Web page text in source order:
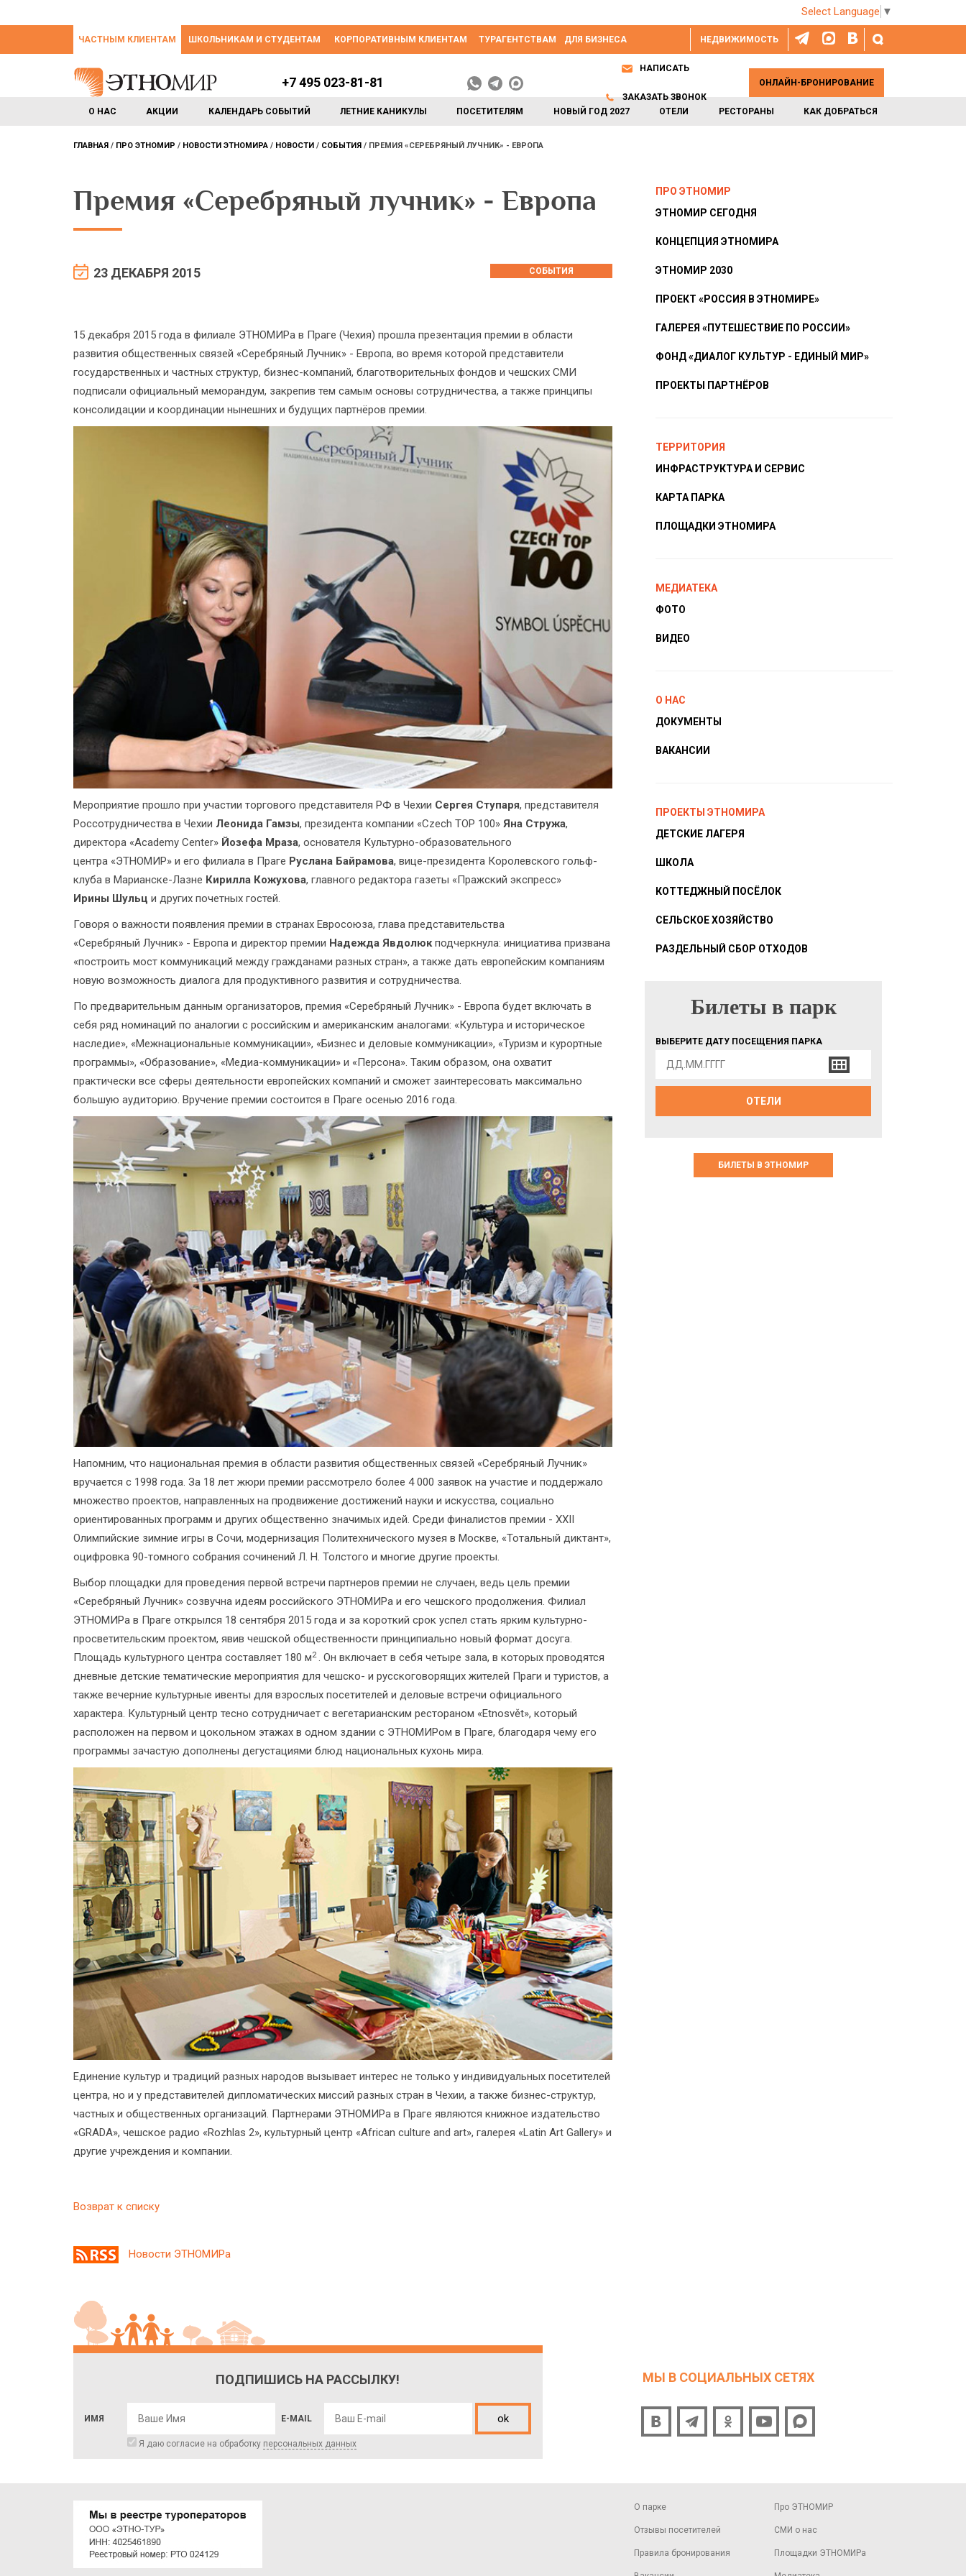
Select Language ▼
НЕДВИЖИМОСТЬ
ЧАСТНЫМ КЛИЕНТАМ ШКОЛЬНИКАМ И СТУДЕНТАМ КОРПОРАТИВНЫМ КЛИЕНТАМ ТУРАГЕНТСТВАМ ДЛЯ БИЗНЕСА
О НАС АКЦИИ КАЛЕНДАРЬ СОБЫТИЙ ЛЕТНИЕ КАНИКУЛЫ ПОСЕТИТЕЛЯМ НОВЫЙ ГОД 2027 ОТЕЛИ РЕСТОРАНЫ КАК ДОБРАТЬСЯ
+7 495 023-81-81
НАПИСАТЬ
ЗАКАЗАТЬ ЗВОНОК
ОНЛАЙН-БРОНИРОВАНИЕ
ГЛАВНАЯ ПРО ЭТНОМИР НОВОСТИ ЭТНОМИРА НОВОСТИ СОБЫТИЯ ПРЕМИЯ «СЕРЕБРЯНЫЙ ЛУЧНИК» - ЕВРОПА
Премия «Серебряный лучник» - Европа
23 ДЕКАБРЯ 2015 СОБЫТИЯ
15 декабря 2015 года в филиале ЭТНОМИРа в Праге (Чехия) прошла презентация премии в области
развития общественных связей «Серебряный Лучник» - Европа, во время которой представители
государственных и частных структур, бизнес-компаний, благотворительных фондов и чешских СМИ
подписали официальный меморандум, закрепив тем самым основы сотрудничества, а также принципы
консолидации и координации нынешних и будущих партнёров премии.
Мероприятие прошло при участии торгового представителя РФ в Чехии Сергея Ступаря, представителя
Россотрудничества в Чехии Леонида Гамзы, президента компании «Czech TOP 100» Яна Стружа,
директора «Academy Center» Йозефа Мраза, основателя Культурно-образовательного
центра «ЭТНОМИР» и его филиала в Праге Руслана Байрамова, вице-президента Королевского гольф-
клуба в Марианске-Лазне Кирилла Кожухова, главного редактора газеты «Пражский экспресс»
Ирины Шульц и других почетных гостей.
Говоря о важности появления премии в странах Евросоюза, глава представительства
«Серебряный Лучник» - Европа и директор премии Надежда Явдолюк подчеркнула: инициатива призвана
«построить мост коммуникаций между гражданами разных стран», а также дать европейским компаниям
новую возможность диалога для продуктивного развития и сотрудничества.
По предварительным данным организаторов, премия «Серебряный Лучник» - Европа будет включать в
себя ряд номинаций по аналогии с российским и американским аналогами: «Культура и историческое
наследие», «Межнациональные коммуникации», «Бизнес и деловые коммуникации», «Туризм и курортные
программы», «Образование», «Медиа-коммуникации» и «Персона». Таким образом, она охватит
практически все сферы деятельности европейских компаний и сможет заинтересовать максимально
большую аудиторию. Вручение премии состоится в Праге осенью 2016 года.
Напомним, что национальная премия в области развития общественных связей «Серебряный Лучник»
вручается с 1998 года. За 18 лет жюри премии рассмотрело более 4 000 заявок на участие и поддержало
множество проектов, направленных на продвижение достижений науки и искусства, социально
ориентированных программ и других общественно значимых идей. Среди финалистов премии - XXII
Олимпийские зимние игры в Сочи, модернизация Политехнического музея в Москве, «Тотальный диктант»,
оцифровка 90-томного собрания сочинений Л. Н. Толстого и многие другие проекты.
Выбор площадки для проведения первой встречи партнеров премии не случаен, ведь цель премии
«Серебряный Лучник» созвучна идеям российского ЭТНОМИРа и его чешского продолжения. Филиал
ЭТНОМИРа в Праге открылся 18 сентября 2015 года и за короткий срок успел стать ярким культурно-
просветительским проектом, явив чешской общественности принципиально новый формат досуга.
Площадь культурного центра составляет 180 м2. Он включает в себя четыре зала, в которых проводятся
дневные детские тематические мероприятия для чешско- и русскоговорящих жителей Праги и туристов, а
также вечерние культурные ивенты для взрослых посетителей и деловые встречи официального
характера. Культурный центр тесно сотрудничает с вегетарианским рестораном «Etnosvět», который
расположен на первом и цокольном этажах в одном здании с ЭТНОМИРом в Праге, благодаря чему его
программы зачастую дополнены дегустациями блюд национальных кухонь мира.
Единение культур и традиций разных народов вызывает интерес не только у индивидуальных посетителей
центра, но и у представителей дипломатических миссий разных стран в Чехии, а также бизнес-структур,
частных и общественных организаций. Партнерами ЭТНОМИРа в Праге являются книжное издательство
«GRADA», чешское радио «Rozhlas 2», культурный центр «African culture and art», галерея «Latin Art Gallery» и
другие учреждения и компании.
Возврат к списку
ПРО ЭТНОМИР
ЭТНОМИР СЕГОДНЯ
КОНЦЕПЦИЯ ЭТНОМИРА
ЭТНОМИР 2030
ПРОЕКТ «РОССИЯ В ЭТНОМИРЕ»
ГАЛЕРЕЯ «ПУТЕШЕСТВИЕ ПО РОССИИ»
ФОНД «ДИАЛОГ КУЛЬТУР - ЕДИНЫЙ МИР»
ПРОЕКТЫ ПАРТНЁРОВ
ТЕРРИТОРИЯ
ИНФРАСТРУКТУРА И СЕРВИС
КАРТА ПАРКА
ПЛОЩАДКИ ЭТНОМИРА
МЕДИАТЕКА
ФОТО
ВИДЕО
О НАС
ДОКУМЕНТЫ
ВАКАНСИИ
ПРОЕКТЫ ЭТНОМИРА
ДЕТСКИЕ ЛАГЕРЯ
ШКОЛА
КОТТЕДЖНЫЙ ПОСЁЛОК
СЕЛЬСКОЕ ХОЗЯЙСТВО
РАЗДЕЛЬНЫЙ СБОР ОТХОДОВ
БИЛЕТЫ В ПАРК
Билеты в парк
ВЫБЕРИТЕ ДАТУ ПОСЕЩЕНИЯ ПАРКА
ОТЕЛИ
БИЛЕТЫ В ЭТНОМИР
Новости ЭТНОМИРа
ПОДПИШИСЬ НА РАССЫЛКУ!
ИМЯ E-MAIL ok
Я даю согласие на обработку персональных данных
МЫ В СОЦИАЛЬНЫХ СЕТЯХ
О парке
Отзывы посетителей
Правила бронирования
Про ЭТНОМИР
СМИ о нас
Площадки ЭТНОМИРа